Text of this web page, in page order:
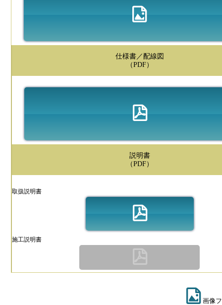
仕様書／配線図
（PDF）
説明書
（PDF）
取扱説明書
施工説明書
画像